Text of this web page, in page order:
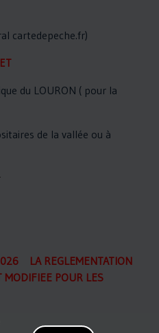
cartedepeche.fr)
ET
du LOURON ( pour la
de la vallée ou à
LA REGLEMENTATION
MODIFIEE POUR LES